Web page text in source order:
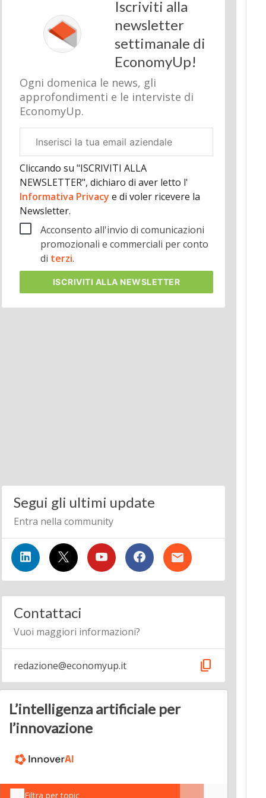
Iscriviti alla
newsletter
settimanale di
EconomyUp!
Ogni domenica le news, gli
approfondimenti e le interviste di
EconomyUp.
aziendale
Cliccando su "ISCRIVITI ALLA
NEWSLETTER", dichiaro di aver letto l'
Informativa Privacy e di voler ricevere la
Newsletter.
Acconsento all'invio di comunicazioni
promozionali e commerciali per conto
di terzi.
ISCRIVITI ALLA NEWSLETTER
Segui gli ultimi update
Entra nella community
Contattaci
Vuoi maggiori informazioni?
redazione@economyup.it content_copy
L’intelligenza artificiale per
l’innovazione
Filtra per topic